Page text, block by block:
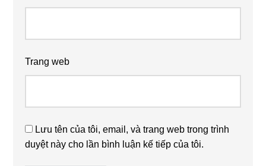
Trang web
Lưu tên của tôi, email, và trang web trong trình
duyệt này cho lần bình luận kế tiếp của tôi.